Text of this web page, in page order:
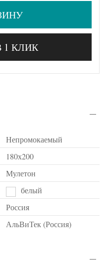
1 КЛИК
Непромокаемый
180х200
Мулетон
белый
Россия
АльВиТек (Россия)